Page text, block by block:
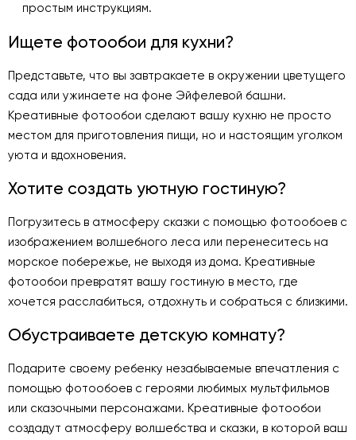
простым инструкциям.
Ищете фотообои для кухни?
Представьте, что вы завтракаете в окружении цветущего
сада или ужинаете на фоне Эйфелевой башни.
Креативные фотообои сделают вашу кухню не просто
местом для приготовления пищи, но и настоящим уголком
уюта и вдохновения.
Хотите создать уютную гостиную?
Погрузитесь в атмосферу сказки с помощью фотообоев с
изображением волшебного леса или перенеситесь на
морское побережье, не выходя из дома. Креативные
фотообои превратят вашу гостиную в место, где
хочется расслабиться, отдохнуть и собраться с близкими.
Обустраиваете детскую комнату?
Подарите своему ребенку незабываемые впечатления с
помощью фотообоев с героями любимых мультфильмов
или сказочными персонажами. Креативные фотообои
создадут атмосферу волшебства и сказки, в которой ваш